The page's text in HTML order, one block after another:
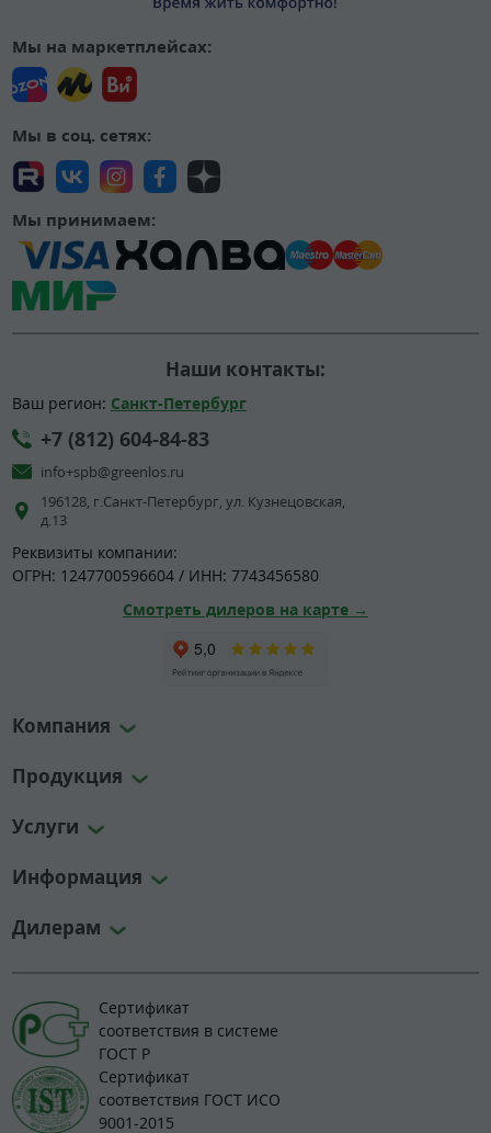
Мы на маркетплейсах:
Мы в соц. сетях:
Мы принимаем:
Наши контакты:
Ваш регион: Санкт-Петербург
+7 (812) 604-84-83
info+spb@greenlos.ru
196128, г.Санкт-Петербург, ул. Кузнецовская,
д.13
Реквизиты компании:
ОГРН: 1247700596604 / ИНН: 7743456580
Смотреть дилеров на карте →
Компания
Продукция
Услуги
Информация
Дилерам
Сертификат
соответствия в системе
ГОСТ Р
Сертификат
соответствия ГОСТ ИСО
9001-2015